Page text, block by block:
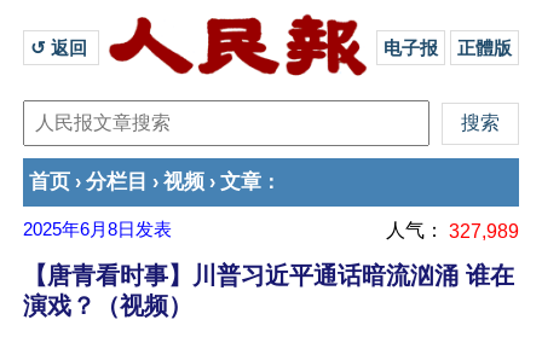
↺ 返回 电子报 正體版
首页 › 分栏目 › 视频 › 文章 ：
2025年6月8日 发表 人气： 327,989
【唐青看时事】川普习近平通话暗流汹涌 谁在
演戏？（视频）